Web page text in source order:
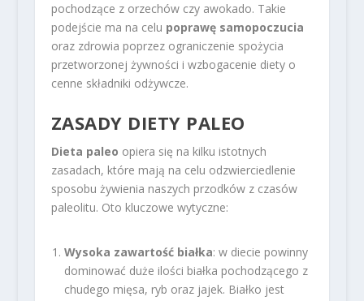
pochodzące z orzechów czy awokado. Takie
podejście ma na celu poprawę samopoczucia
oraz zdrowia poprzez ograniczenie spożycia
przetworzonej żywności i wzbogacenie diety o
cenne składniki odżywcze.
ZASADY DIETY PALEO
Dieta paleo opiera się na kilku istotnych
zasadach, które mają na celu odzwierciedlenie
sposobu żywienia naszych przodków z czasów
paleolitu. Oto kluczowe wytyczne:
Wysoka zawartość białka: w diecie powinny
dominować duże ilości białka pochodzącego z
chudego mięsa, ryb oraz jajek. Białko jest